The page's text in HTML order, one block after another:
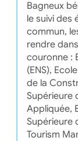
Bagneux
le suivi des
commun,
rendre
couronne :
(ENS),
de la
Supérieure
Appliquée,
Supérieure
Tourism